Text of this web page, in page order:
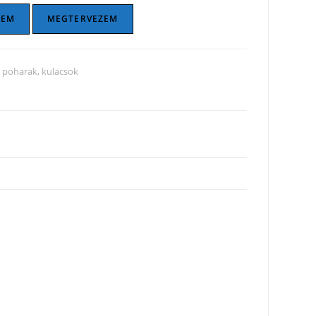
MEGTERVEZEM
poharak, kulacsok